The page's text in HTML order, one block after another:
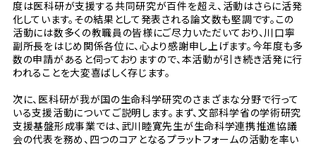
度は医科研が支援する共同研究が百件を超え、活動はさらに活発
化しています。その結果として発表される論文数も堅調です。この
活動には数多くの教職員の皆様にご尽力いただいており、川口寧
副所長をはじめ関係各位に、心より感謝申し上げます。今年度も多
数の申請があると伺っておりますので、本活動が引き続き活発に行
われることを大変喜ばしく存じます。
次に、医科研が我が国の生命科学研究のさまざまな分野で行って
いる支援活動についてご説明します。まず、文部科学省の学術研究
支援基盤形成事業では、武川睦寛先生が生命科学連携推進協議
会の代表を務め、四つのコアとなるプラットフォームの活動を率い